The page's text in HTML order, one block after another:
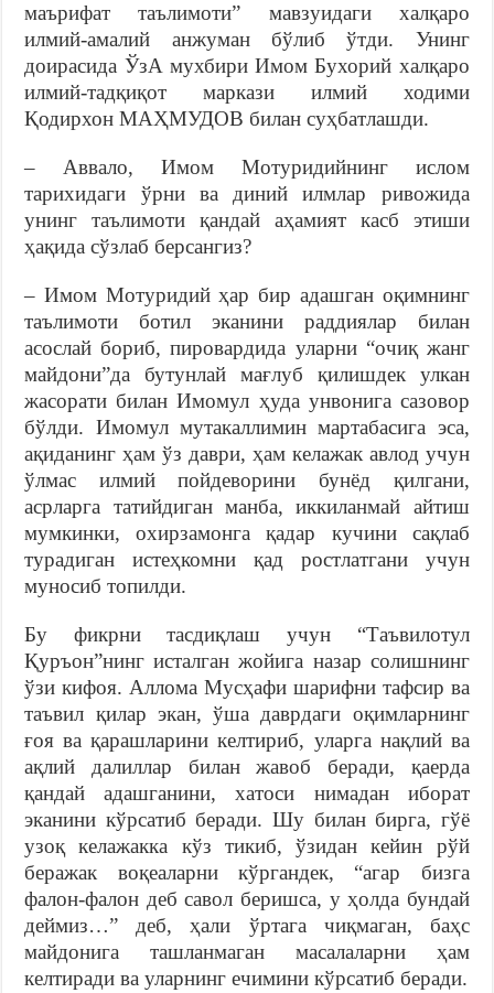
маърифат таълимоти” мавзуидаги халқаро
илмий-амалий анжуман бўлиб ўтди. Унинг
доирасида ЎзА мухбири Имом Бухорий халқаро
илмий-тадқиқот маркази илмий ходими
Қодирхон МАҲМУДОВ билан суҳбатлашди.
– Аввало, Имом Мотуридийнинг ислом
тарихидаги ўрни ва диний илмлар ривожида
унинг таълимоти қандай аҳамият касб этиши
ҳақида сўзлаб берсангиз?
– Имом Мотуридий ҳар бир адашган оқимнинг
таълимоти ботил эканини раддиялар билан
асослай бориб, пировардида уларни “очиқ жанг
майдони”да бутунлай мағлуб қилишдек улкан
жасорати билан Имомул ҳуда унвонига сазовор
бўлди. Имомул мутакаллимин мартабасига эса,
ақиданинг ҳам ўз даври, ҳам келажак авлод учун
ўлмас илмий пойдеворини бунёд қилгани,
асрларга татийдиган манба, иккиланмай айтиш
мумкинки, охирзамонга қадар кучини сақлаб
турадиган истеҳкомни қад ростлатгани учун
муносиб топилди.
Бу фикрни тасдиқлаш учун “Таъвилотул
Қуръон”нинг исталган жойига назар солишнинг
ўзи кифоя. Аллома Мусҳафи шарифни тафсир ва
таъвил қилар экан, ўша даврдаги оқимларнинг
ғоя ва қарашларини келтириб, уларга нақлий ва
ақлий далиллар билан жавоб беради, қаерда
қандай адашганини, хатоси нимадан иборат
эканини кўрсатиб беради. Шу билан бирга, гўё
узоқ келажакка кўз тикиб, ўзидан кейин рўй
беражак воқеаларни кўргандек, “агар бизга
фалон-фалон деб савол беришса, у ҳолда бундай
деймиз…” деб, ҳали ўртага чиқмаган, баҳс
майдонига ташланмаган масалаларни ҳам
келтиради ва уларнинг ечимини кўрсатиб беради.